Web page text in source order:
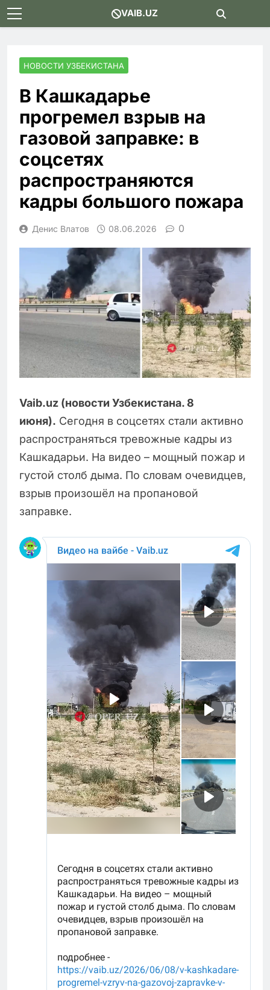
Skip
to
VAIB.UZ
НОВОСТИ УЗБЕКИСТАНА
В Кашкадарье
прогремел взрыв на
газовой заправке: в
соцсетях
распространяются
кадры большого пожара
Денис Влатов 08.06.2026 0
Vaib.uz (новости Узбекистана. 8
июня). Сегодня в соцсетях стали активно
распространяться тревожные кадры из
Кашкадарьи. На видео – мощный пожар и
густой столб дыма. По словам очевидцев,
взрыв произошёл на пропановой
заправке.